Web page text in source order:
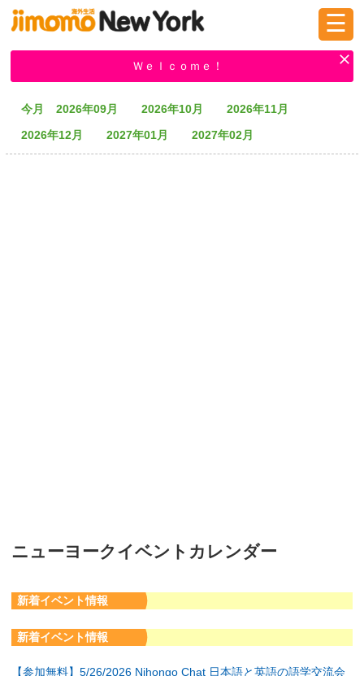
掲示板 タウン情報 教えて！
☰
Ｗｅｌｃｏｍｅ！
今月 2026年09月 2026年10月
2026年11月
2026年12月
2027年01月 2027年02月
ニューヨークイベントカレンダー
新着イベント情報
新着イベント情報
【参加無料】5/26/2026 Nihongo Chat 日本語と英語の語学交流会